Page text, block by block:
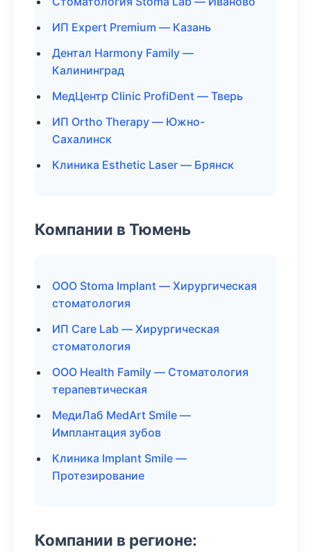
ИП Expert Premium — Казань
Дентал Harmony Family —
Калининград
МедЦентр Clinic ProfiDent — Тверь
ИП Ortho Therapy — Южно-
Сахалинск
Клиника Esthetic Laser — Брянск
Компании в Тюмень
ООО Stoma Implant — Хирургическая
стоматология
ИП Care Lab — Хирургическая
стоматология
ООО Health Family — Стоматология
терапевтическая
МедиЛаб MedArt Smile —
Имплантация зубов
Клиника Implant Smile —
Протезирование
Компании в регионе: